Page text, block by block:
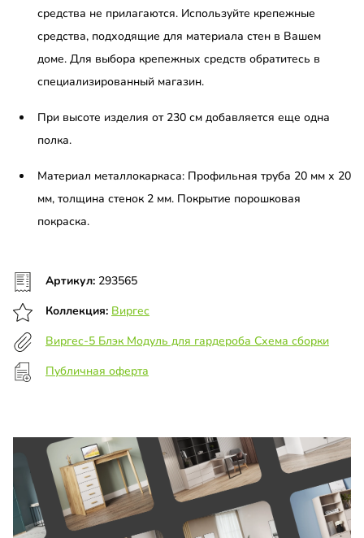
средства не прилагаются. Используйте крепежные
средства, подходящие для материала стен в Вашем
доме. Для выбора крепежных средств обратитесь в
специализированный магазин.
При высоте изделия от 230 см добавляется еще одна
полка.
Материал металлокаркаса: Профильная труба 20 мм х 20
мм, толщина стенок 2 мм. Покрытие порошковая
покраска.
Артикул: 293565
Коллекция: Виргес
Виргес-5 Блэк Модуль для гардероба Схема сборки
Публичная оферта